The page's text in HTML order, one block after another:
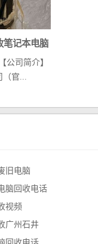
笔记本电脑
公司简介】
（官...
旧电脑
脑回收电话
视频
广州石井